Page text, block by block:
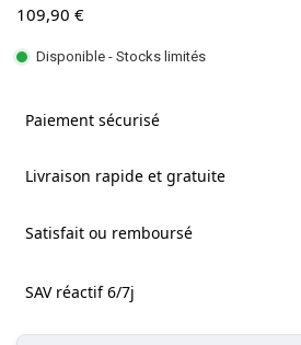
109,90 €
Disponible - Stocks limités
Paiement sécurisé
Livraison rapide et gratuite
Satisfait ou remboursé
SAV réactif 6/7j